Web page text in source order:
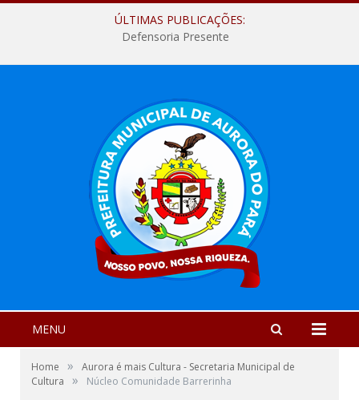
ÚLTIMAS PUBLICAÇÕES:
Defensoria Presente
MENU
Home »
Aurora é mais Cultura - Secretaria Municipal de
Cultura
» Núcleo Comunidade Barrerinha